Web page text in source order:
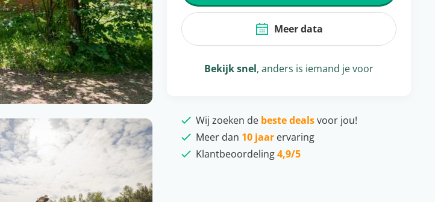
Meer data
Bekijk snel, anders is iemand je voor
Wij zoeken de beste dealsvoor jou!
Meer dan 10 jaarervaring
Klantbeoordeling4,9/5